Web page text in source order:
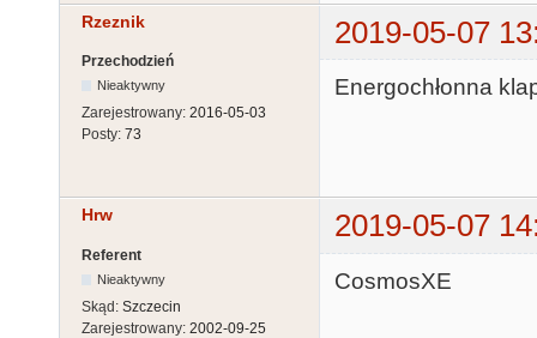
Rzeznik 2019-05-07
Przechodzień
Nieaktywny
Zarejestrowany: 2016-05-03
Posty: 73
Energochłonna
Hrw 2019-05-07
Referent
Nieaktywny
Skąd: Szczecin
Zarejestrowany: 2002-09-25
CosmosXE